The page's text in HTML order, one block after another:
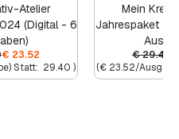
Atelier
(Digital - 6
€ 23.52
Statt: 29.40 )
Mein
Jahrespaket
€29.40
(€ 23.52/